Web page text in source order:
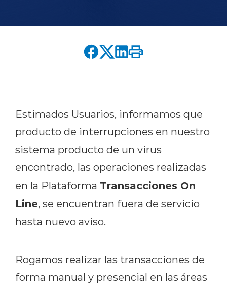
Estimados Usuarios, informamos que
producto de interrupciones en nuestro
sistema producto de un virus
encontrado, las operaciones realizadas
en la Plataforma Transacciones On
Line, se encuentran fuera de servicio
hasta nuevo aviso.
Rogamos realizar las transacciones de
forma manual y presencial en las áreas